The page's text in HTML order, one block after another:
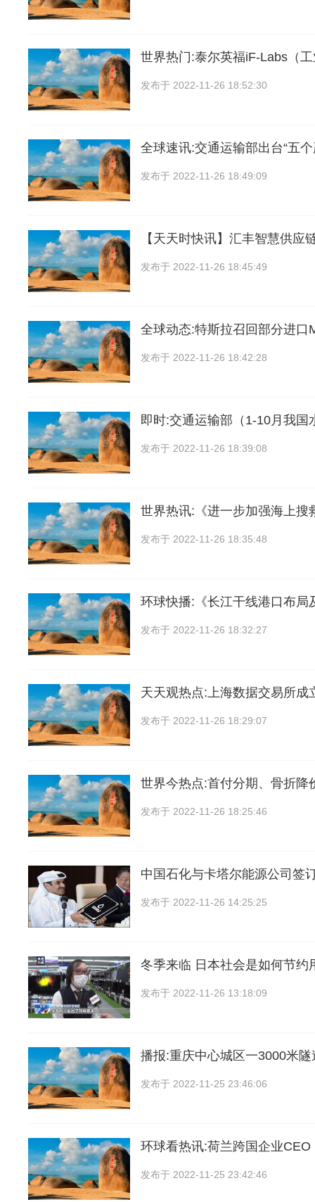
世界热门:泰尔英福iF-Labs（
发布于 2022-11-26 18:52:30
全球速讯:交通运输部出台“五个
发布于 2022-11-26 18:49:09
【天天时快讯】汇丰智慧供应
发布于 2022-11-26 18:45:49
全球动态:特斯拉召回部分进口
发布于 2022-11-26 18:42:28
即时:交通运输部（1-10月我国
发布于 2022-11-26 18:39:08
世界热讯:《进一步加强海上搜
发布于 2022-11-26 18:35:48
环球快播:《长江干线港口布局
发布于 2022-11-26 18:32:27
天天观热点:上海数据交易所成
发布于 2022-11-26 18:29:07
世界今热点:首付分期、骨折降
发布于 2022-11-26 18:25:46
中国石化与卡塔尔能源公司签
发布于 2022-11-26 14:25:25
冬季来临 日本社会是如何节约
发布于 2022-11-26 13:18:09
播报:重庆中心城区一3000米
发布于 2022-11-25 23:46:06
环球看热讯:荷兰跨国企业CEO
发布于 2022-11-25 23:42:46